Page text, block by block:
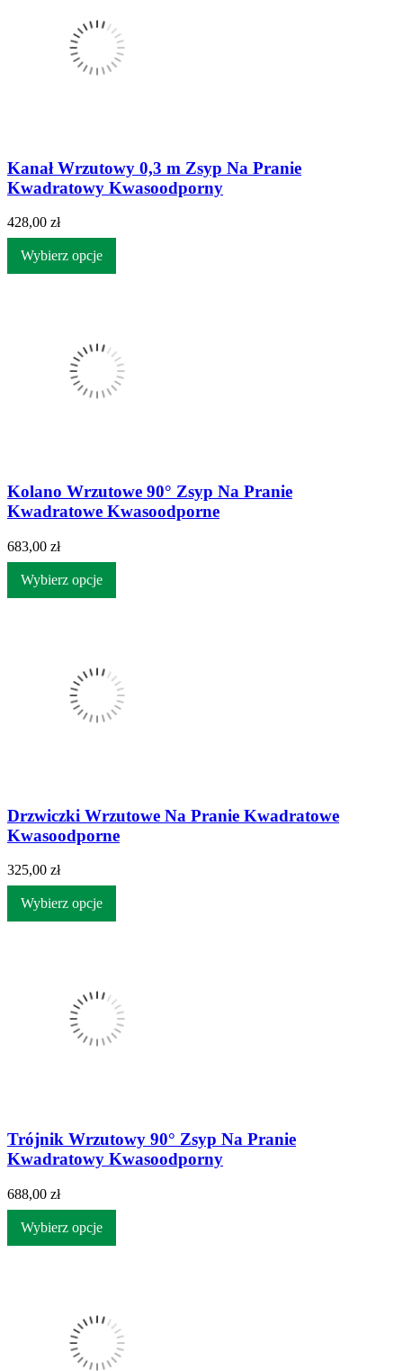
Kanał Wrzutowy 0,3 m Zsyp Na Pranie
Kwadratowy Kwasoodporny
428,00 zł
Wybierz opcje
Kolano Wrzutowe 90° Zsyp Na Pranie
Kwadratowe Kwasoodporne
683,00 zł
Wybierz opcje
Drzwiczki Wrzutowe Na Pranie Kwadratowe
Kwasoodporne
325,00 zł
Wybierz opcje
Trójnik Wrzutowy 90° Zsyp Na Pranie
Kwadratowy Kwasoodporny
688,00 zł
Wybierz opcje